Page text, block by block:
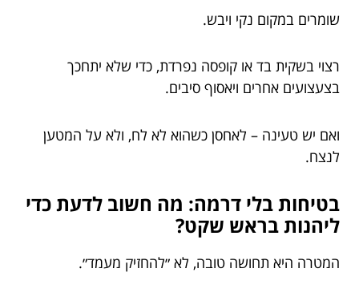
שומרים במקום נקי ויבש.
רצוי בשקית בד או קופסה נפרדת, כדי שלא יתחכך
בצעצועים אחרים ויאסוף סיבים.
ואם יש טעינה – לאחסן כשהוא לא לח, ולא על המטען
לנצח.
בטיחות בלי דרמה: מה חשוב לדעת כדי
ליהנות בראש שקט?
המטרה היא תחושה טובה, לא ״להחזיק מעמד״.